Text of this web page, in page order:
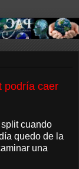
podría caer
cuando
quedo de la
una